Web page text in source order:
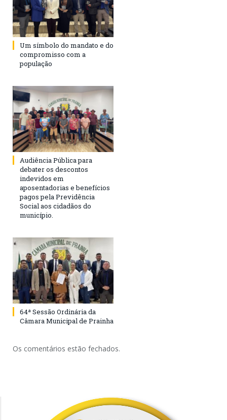
Um símbolo do mandato e do
compromisso com a
população
Audiência Pública para
debater os descontos
indevidos em
aposentadorias e benefícios
pagos pela Previdência
Social aos cidadãos do
município.
64ª Sessão Ordinária da
Câmara Municipal de Prainha
Os comentários estão fechados.